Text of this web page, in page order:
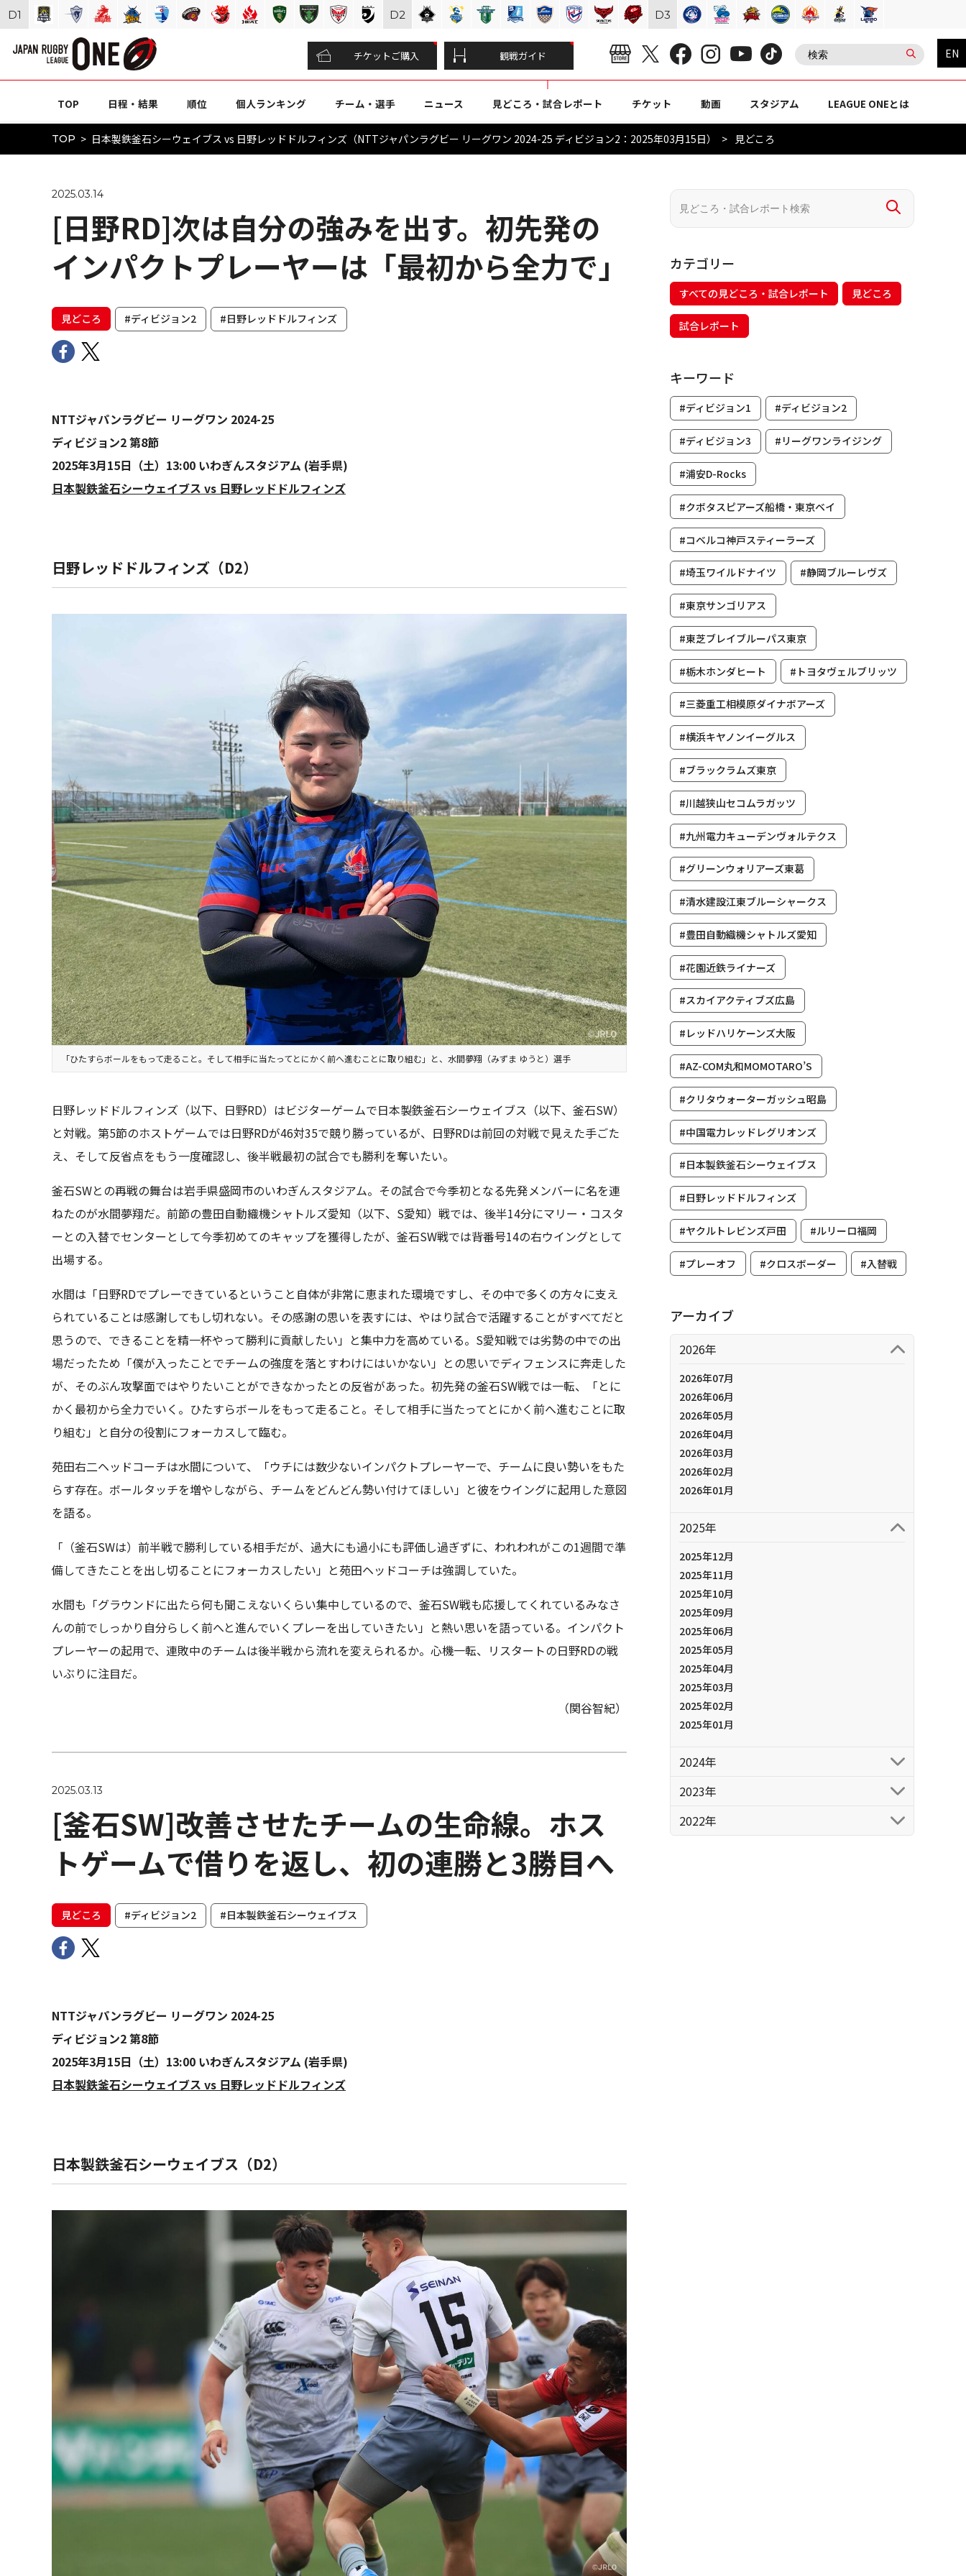
チケットご購入 観戦ガイド EN
TOP 日程・結果 順位 個人ランキング チーム・選手 ニュース 見どころ・試合レポート チケット 動画 スタジアム LEAGUE ONEとは
TOP 日本製鉄釜石シーウェイブス vs 日野レッドドルフィンズ（NTTジャパンラグビー リーグワン 2024-25 ディビジョン2：2025年03月15日） 見どころ
2025.03.14
[日野RD]次は自分の強みを出す。初先発の
インパクトプレーヤーは「最初から全力で」
見どころ #ディビジョン2 #日野レッドドルフィンズ
NTTジャパンラグビー リーグワン 2024-25
ディビジョン2 第8節
2025年3月15日（土）13:00 いわぎんスタジアム (岩手県)
日本製鉄釜石シーウェイブス vs 日野レッドドルフィンズ
日野レッドドルフィンズ（D2）
「ひたすらボールをもって走ること。そして相手に当たってとにかく前へ進むことに取り組む」と、水間夢翔（みずま ゆうと）選手
日野レッドドルフィンズ（以下、日野RD）はビジターゲームで日本製鉄釜石シーウェイブス（以下、釜石SW）
と対戦。第5節のホストゲームでは日野RDが46対35で競り勝っているが、日野RDは前回の対戦で見えた手ごた
え、そして反省点をもう一度確認し、後半戦最初の試合でも勝利を奪いたい。
釜石SWとの再戦の舞台は岩手県盛岡市のいわぎんスタジアム。その試合で今季初となる先発メンバーに名を連
ねたのが水間夢翔だ。前節の豊田自動織機シャトルズ愛知（以下、S愛知）戦では、後半14分にマリー・コスタ
ーとの入替でセンターとして今季初めてのキャップを獲得したが、釜石SW戦では背番号14の右ウイングとして
出場する。
水間は「日野RDでプレーできているということ自体が非常に恵まれた環境ですし、その中で多くの方々に支え
られていることは感謝してもし切れない。その感謝の思いを表すには、やはり試合で活躍することがすべてだと
思うので、できることを精一杯やって勝利に貢献したい」と集中力を高めている。S愛知戦では劣勢の中での出
場だったため「僕が入ったことでチームの強度を落とすわけにはいかない」との思いでディフェンスに奔走した
が、そのぶん攻撃面ではやりたいことができなかったとの反省があった。初先発の釜石SW戦では一転、「とに
かく最初から全力でいく。ひたすらボールをもって走ること。そして相手に当たってとにかく前へ進むことに取
り組む」と自分の役割にフォーカスして臨む。
苑田右二ヘッドコーチは水間について、「ウチには数少ないインパクトプレーヤーで、チームに良い勢いをもた
らす存在。ボールタッチを増やしながら、チームをどんどん勢い付けてほしい」と彼をウイングに起用した意図
を語る。
「（釜石SWは）前半戦で勝利している相手だが、過大にも過小にも評価し過ぎずに、われわれがこの1週間で準
備してきたことを出し切ることにフォーカスしたい」と苑田ヘッドコーチは強調していた。
水間も「グラウンドに出たら何も聞こえないくらい集中しているので、釜石SW戦も応援してくれているみなさ
んの前でしっかり自分らしく前へと進んでいくプレーを出していきたい」と熱い思いを語っている。インパクト
プレーヤーの起用で、連敗中のチームは後半戦から流れを変えられるか。心機一転、リスタートの日野RDの戦
いぶりに注目だ。
（関谷智紀）
2025.03.13
[釜石SW]改善させたチームの生命線。ホス
トゲームで借りを返し、初の連勝と3勝目へ
見どころ #ディビジョン2 #日本製鉄釜石シーウェイブス
NTTジャパンラグビー リーグワン 2024-25
ディビジョン2 第8節
2025年3月15日（土）13:00 いわぎんスタジアム (岩手県)
日本製鉄釜石シーウェイブス vs 日野レッドドルフィンズ
日本製鉄釜石シーウェイブス（D2）
カテゴリー
すべての見どころ・試合レポート 見どころ
試合レポート
キーワード
#ディビジョン1 #ディビジョン2
#ディビジョン3 #リーグワンライジング
#浦安D-Rocks
#クボタスピアーズ船橋・東京ベイ
#コベルコ神戸スティーラーズ
#埼玉ワイルドナイツ #静岡ブルーレヴズ
#東京サンゴリアス
#東芝ブレイブルーパス東京
#栃木ホンダヒート #トヨタヴェルブリッツ
#三菱重工相模原ダイナボアーズ
#横浜キヤノンイーグルス
#ブラックラムズ東京
#川越狭山セコムラガッツ
#九州電力キューデンヴォルテクス
#グリーンウォリアーズ東葛
#清水建設江東ブルーシャークス
#豊田自動織機シャトルズ愛知
#花園近鉄ライナーズ
#スカイアクティブズ広島
#レッドハリケーンズ大阪
#AZ-COM丸和MOMOTARO’S
#クリタウォーターガッシュ昭島
#中国電力レッドレグリオンズ
#日本製鉄釜石シーウェイブス
#日野レッドドルフィンズ
#ヤクルトレビンズ戸田 #ルリーロ福岡
#プレーオフ #クロスボーダー #入替戦
アーカイブ
2026年
2026年07月
2026年06月
2026年05月
2026年04月
2026年03月
2026年02月
2026年01月
2025年
2025年12月
2025年11月
2025年10月
2025年09月
2025年06月
2025年05月
2025年04月
2025年03月
2025年02月
2025年01月
2024年
2023年
2022年
D1 D2 D3